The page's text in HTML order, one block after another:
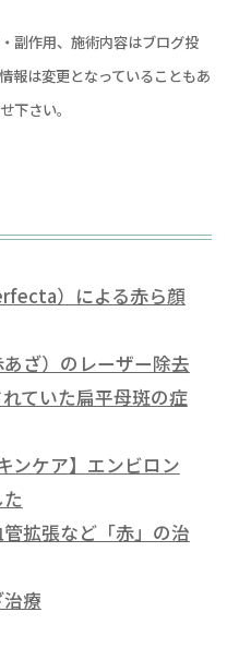
副作用、施術内容はブログ投
報は変更となっていることもあ
下さい。
）による赤ら顔
ざ）のレーザー除去
ていた扁平母斑の症
ンケア】エンビロン
拡張など「赤」の治
療